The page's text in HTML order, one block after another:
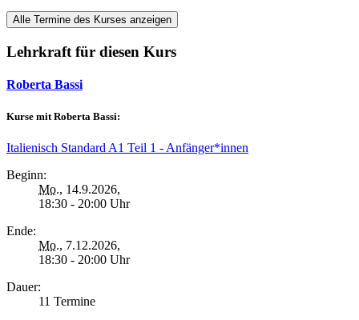
Alle Termine des Kurses anzeigen
Lehrkraft für diesen Kurs
Roberta Bassi
Kurse mit Roberta Bassi:
Italienisch Standard A1 Teil 1 - Anfänger*innen
Beginn:
Mo., 14.9.2026,
18:30 - 20:00 Uhr
Ende:
Mo., 7.12.2026,
18:30 - 20:00 Uhr
Dauer:
11 Termine